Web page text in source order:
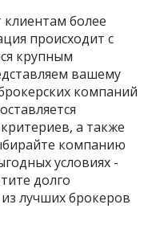
более
происходит с
крупным
вашему
компаний
а также
компанию
условиях -
долго
лучших брокеров